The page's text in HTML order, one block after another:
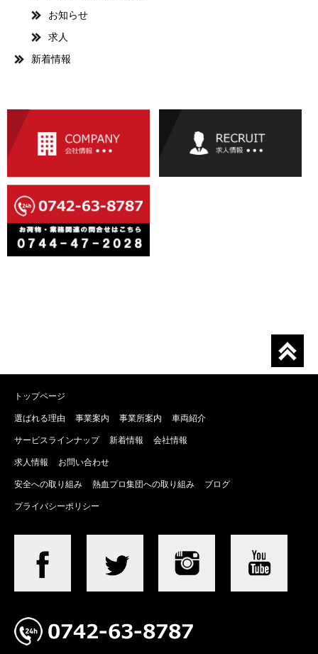
お知らせ
求人
新着情報
トップページ
選ばれる理由 事業案内 事業所案内 車両紹介
サービスラインナップ 新着情報 会社情報
求人情報 お問い合わせ
安全への取り組み 熱血プロ集団への取り組み ブログ
プライバシーポリシー